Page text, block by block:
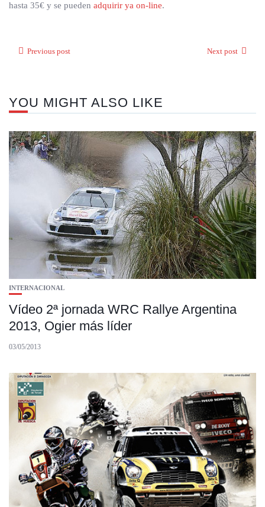
hasta 35€ y se pueden adquirir ya on-line.
Previous post Next post
YOU MIGHT ALSO LIKE
INTERNACIONAL
Vídeo 2ª jornada WRC Rallye Argentina
2013, Ogier más líder
03/05/2013